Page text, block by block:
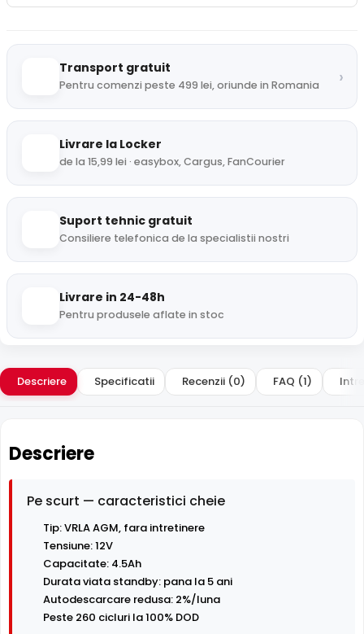
Transport gratuit
Pentru comenzi peste 499 lei, oriunde in Romania ›
Livrare la Locker
de la 15,99 lei · easybox, Cargus, FanCourier
Suport tehnic gratuit
Consiliere telefonica de la specialistii nostri
Livrare in 24-48h
Pentru produsele aflate in stoc
Descriere Specificatii Recenzii (0) FAQ (1)
Descriere
Pe scurt — caracteristici cheie
Tip: VRLA AGM, fara intretinere
Tensiune: 12V
Capacitate: 4.5Ah
Durata viata standby: pana la 5 ani
Autodescarcare redusa: 2%/luna
Peste 260 cicluri la 100% DOD